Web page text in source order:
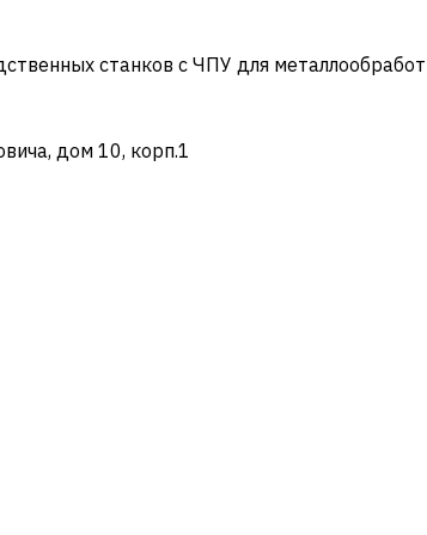
станков с ЧПУ для
дом 10, корп.1